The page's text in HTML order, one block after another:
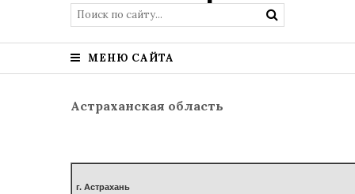
МЕНЮ САЙТА
Астраханская область
г. Астрахань